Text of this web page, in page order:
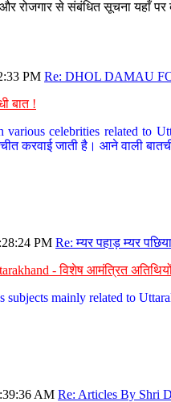
रोजगार से संबंधित सूचना यहाँ
PM Re: DHOL DAMAU
बात !
various celebrities related to
करवाई जाती है। आने वाली
PM Re: म्यर पहाड़ म्यर
- विशेष आमंत्रित
mainly related to
AM Re: Articles By Shri